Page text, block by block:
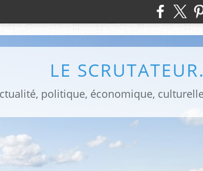
LE SCRUTATEUR.